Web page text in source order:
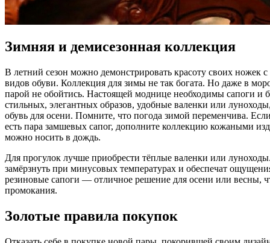
Зимняя и демисезонная коллекция
В летний сезон можно демонстрировать красоту своих ножек
видов обуви. Коллекция для зимы не так богата. Но даже в
парой не обойтись. Настоящей моднице необходимы сапоги и
стильных, элегантных образов, удобные валенки или
обувь для осени. Помните, что погода зимой переменчива.
есть пара замшевых сапог, дополните коллекцию кожаными
можно носить в дождь.
Для прогулок лучше приобрести тёплые валенки или
замёрзнуть при минусовых температурах и обеспечат
резиновые сапоги — отличное решение для осени или весны,
промокания.
Золотые правила покупок